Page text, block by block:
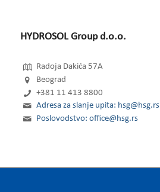
HYDROSOL Group d.o.o.
Radoja Dakića 57A
Beograd
+381 11 413 8800
Adresa za slanje upita: hsg@hsg.rs
Poslovodstvo: office@hsg.rs